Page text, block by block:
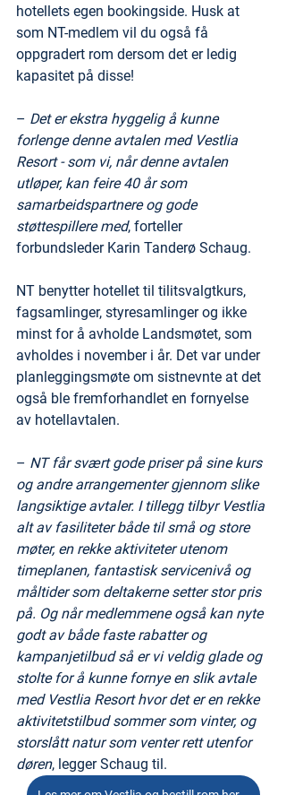
hotellets egen bookingside. Husk at
som NT-medlem vil du også få
oppgradert rom dersom det er ledig
kapasitet på disse!
– Det er ekstra hyggelig å kunne
forlenge denne avtalen med Vestlia
Resort - som vi, når denne avtalen
utløper, kan feire 40 år som
samarbeidspartnere og gode
støttespillere med, forteller
forbundsleder Karin Tanderø Schaug.
NT benytter hotellet til tilitsvalgtkurs,
fagsamlinger, styresamlinger og ikke
minst for å avholde Landsmøtet, som
avholdes i november i år. Det var under
planleggingsmøte om sistnevnte at det
også ble fremforhandlet en fornyelse
av hotellavtalen.
– NT får svært gode priser på sine kurs
og andre arrangementer gjennom slike
langsiktige avtaler. I tillegg tilbyr Vestlia
alt av fasiliteter både til små og store
møter, en rekke aktiviteter utenom
timeplanen, fantastisk servicenivå og
måltider som deltakerne setter stor pris
på. Og når medlemmene også kan nyte
godt av både faste rabatter og
kampanjetilbud så er vi veldig glade og
stolte for å kunne fornye en slik avtale
med Vestlia Resort hvor det er en rekke
aktivitetstilbud sommer som vinter, og
storslått natur som venter rett utenfor
døren, legger Schaug til.